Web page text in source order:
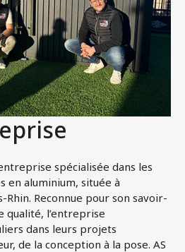
spécialisée dans les
en aluminium, située à
Rhin. Reconnue pour son savoir-
qualité, l’entreprise
dans leurs projets
de la conception à la pose. AS